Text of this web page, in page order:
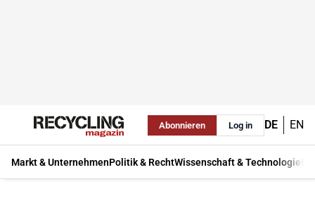
Abonnieren Log in DE EN
Markt & UnternehmenPolitik & RechtWissenschaft & Technologie